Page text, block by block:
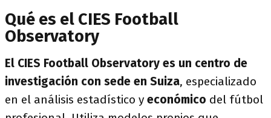
Qué es el CIES Football
Observatory
El CIES Football Observatory es un centro de
investigación con sede en Suiza, especializado
en el análisis estadístico y económico del fútbol